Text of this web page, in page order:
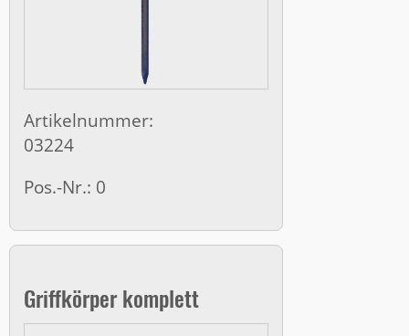
Artikelnummer:
03224
Pos.-Nr.: 0
Griffkörper komplett